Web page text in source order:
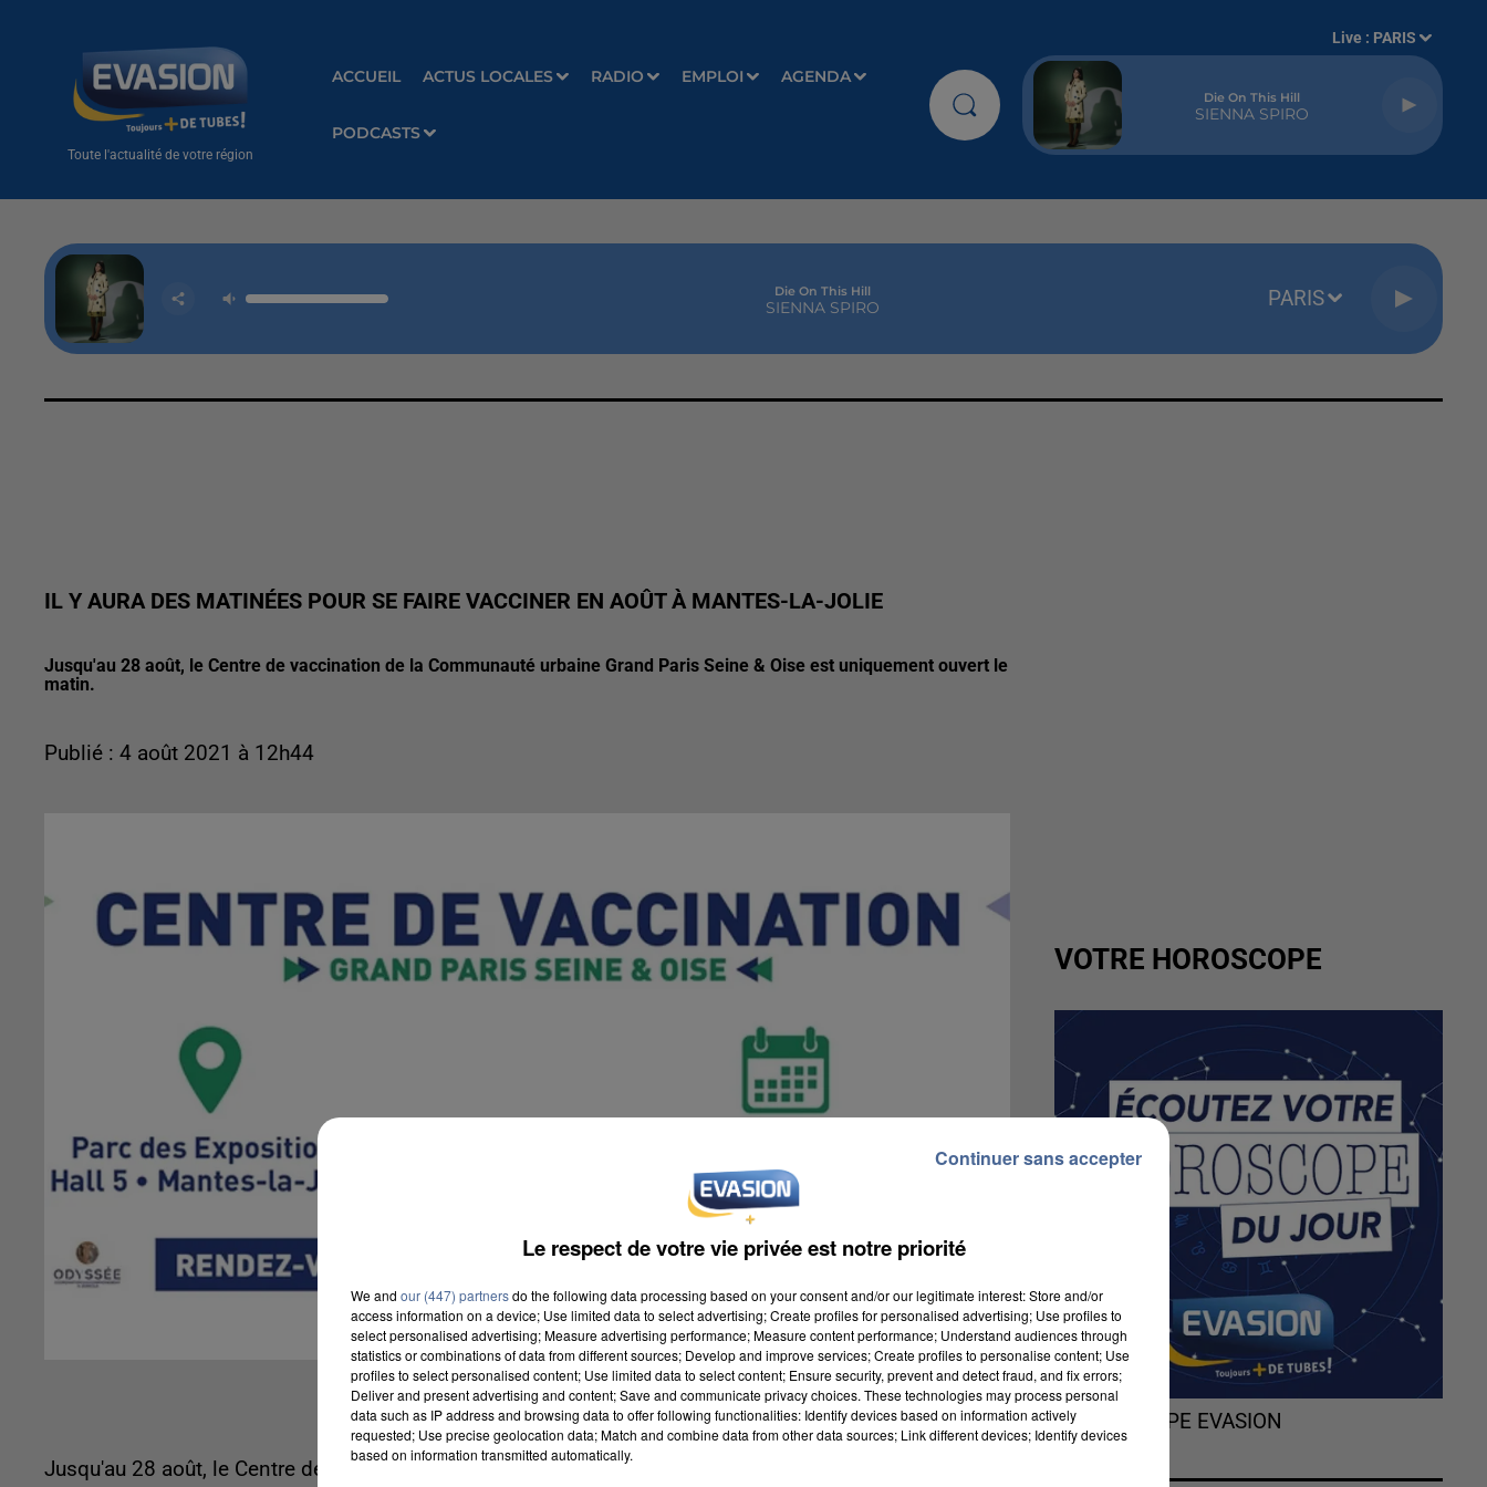
Toute l'actualité de votre région
ACCUEIL ACTUS LOCALES RADIO EMPLOI AGENDA
PODCASTS
Live : PARIS
Die On This Hill
SIENNA SPIRO
Die On This Hill
SIENNA SPIRO PARIS
IL Y AURA DES MATINÉES POUR SE FAIRE VACCINER EN AOÛT À MANTES-LA-JOLIE
Jusqu'au 28 août, le Centre de vaccination de la Communauté urbaine Grand Paris Seine & Oise est uniquement ouvert le
matin.
Publié : 4 août 2021 à 12h44
Jusqu'au 28 août, le Centre de vaccination de la Communauté urbaine Grand Paris Seine & Oise est
VOTRE HOROSCOPE
L'HOROSCOPE EVASION
Le respect de votre vie privée est notre priorité
We and our (447) partnersdo the following data processing based on your consent and/or our legitimate interest: Store and/or
access information on a device; Use limited data to select advertising; Create profiles for personalised advertising; Use profiles to
select personalised advertising; Measure advertising performance; Measure content performance; Understand audiences through
statistics or combinations of data from different sources; Develop and improve services; Create profiles to personalise content; Use
profiles to select personalised content; Use limited data to select content; Ensure security, prevent and detect fraud, and fix errors;
Deliver and present advertising and content; Save and communicate privacy choices. These technologies may process personal
data such as IP address and browsing data to offer following functionalities: Identify devices based on information actively
requested; Use precise geolocation data; Match and combine data from other data sources; Link different devices; Identify devices
based on information transmitted automatically.
Continuer sans accepter